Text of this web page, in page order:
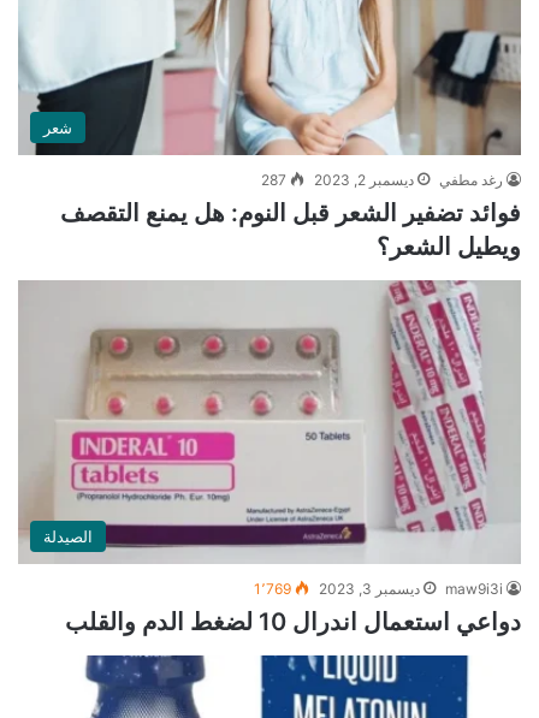
شعر
رغد مطفي ديسمبر 2, 2023 287
فوائد تضفير الشعر قبل النوم: هل يمنع التقصف
ويطيل الشعر؟
الصيدلة
maw9i3i ديسمبر 3, 2023 1٬769
دواعي استعمال اندرال 10 لضغط الدم والقلب